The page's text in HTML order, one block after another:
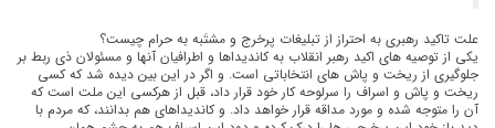
علت تاکید رهبری به احتراز از تبلیغات پرخرج و مشتَبه به حرام چیست؟
یکی از توصیه های اکید رهبر انقلاب به کاندیداها و اطرافیان آنها و مسئولان ذی ربط بر
جلوگیری از ریخت و پاش های انتخاباتی است. و اگر در این بین دیده شد که کسی
ریخت و پاش و اسراف را سرلوحه کار خود قرار داد، قبل از هرکسی این ملت است که
آن را متوجه شده و مورد مداقه قرار خواهد داد. و کاندیداهای هم بدانند، که مردم با